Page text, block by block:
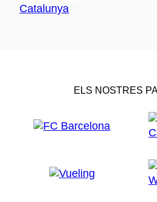
ELS NOSTRES